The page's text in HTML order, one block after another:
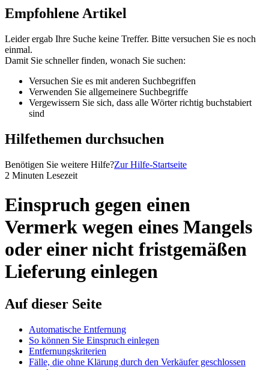
Empfohlene Artikel
Leider ergab Ihre Suche keine Treffer. Bitte versuchen Sie es noch
einmal.
Damit Sie schneller finden, wonach Sie suchen:
Versuchen Sie es mit anderen Suchbegriffen
Verwenden Sie allgemeinere Suchbegriffe
Vergewissern Sie sich, dass alle Wörter richtig buchstabiert
sind
Hilfethemen durchsuchen
Benötigen Sie weitere Hilfe?Zur Hilfe-Startseite
2 Minuten Lesezeit
Einspruch gegen einen
Vermerk wegen eines Mangels
oder einer nicht fristgemäßen
Lieferung einlegen
Auf dieser Seite
Automatische Entfernung
So können Sie Einspruch einlegen
Entfernungskriterien
Fälle, die ohne Klärung durch den Verkäufer geschlossen